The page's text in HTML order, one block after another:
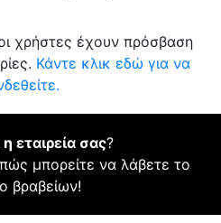
χρήστες έχουν πρόσβαση
Κάντε κλικ εδώ για να
εταιρεία σας?
μπορείτε να λάβετε το
βραβείων!